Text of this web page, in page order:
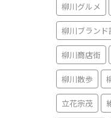
柳川グルメ
柳川ブランド
柳川商店街
柳川散歩
立花宗茂